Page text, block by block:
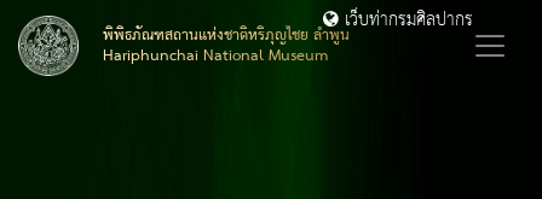
พิพิธภัณฑสถานแห่งชาติหริภุญไชย ลำพูน
Hariphunchai National Museum
เว็บท่ากรมศิลปากร